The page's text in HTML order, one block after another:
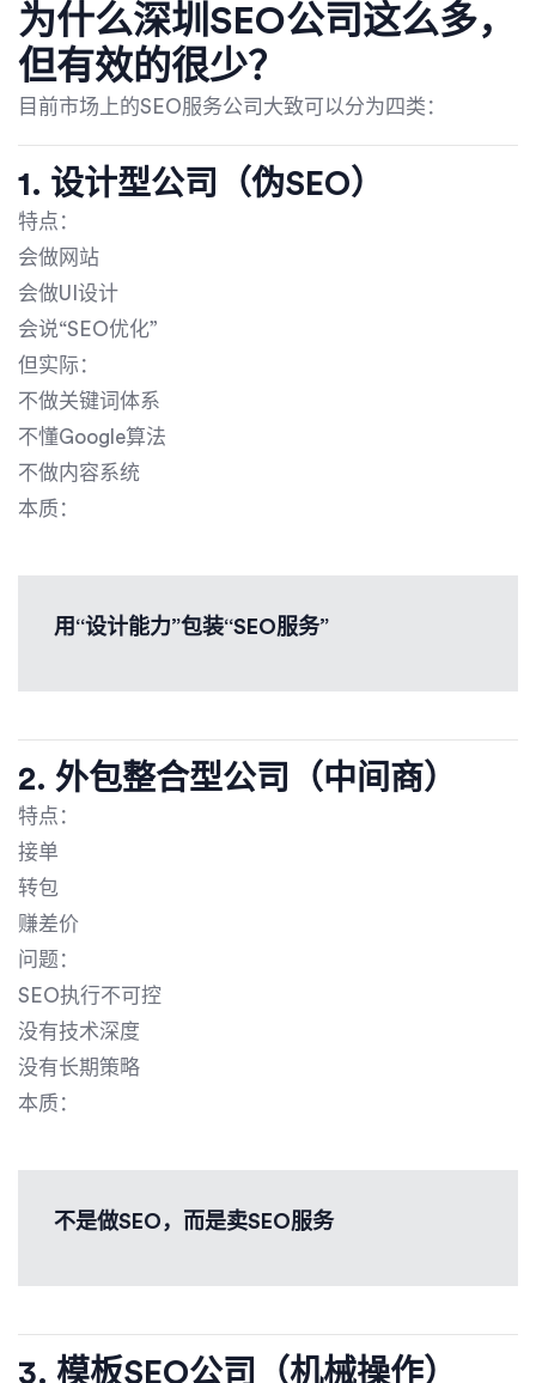
为什么深圳SEO公司这么多，
但有效的很少？
目前市场上的SEO服务公司大致可以分为四类：
1. 设计型公司（伪SEO）
特点：
会做网站
会做UI设计
会说“SEO优化”
但实际：
不做关键词体系
不懂Google算法
不做内容系统
本质：
用“设计能力”包装“SEO服务”
2. 外包整合型公司（中间商）
特点：
接单
转包
赚差价
问题：
SEO执行不可控
没有技术深度
没有长期策略
本质：
不是做SEO，而是卖SEO服务
3. 模板SEO公司（机械操作）